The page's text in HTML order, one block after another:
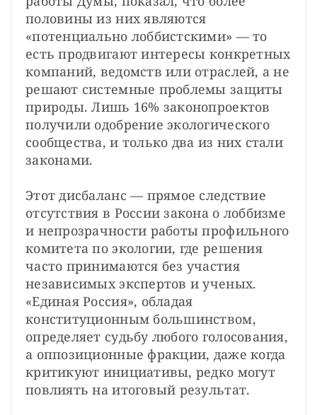
половины из них являются
«потенциально лоббистскими» — то
есть продвигают интересы конкретных
компаний, ведомств или отраслей, а не
решают системные проблемы защиты
природы. Лишь 16% законопроектов
получили одобрение экологического
сообщества, и только два из них стали
законами.
Этот дисбаланс — прямое следствие
отсутствия в России закона о лоббизме
и непрозрачности работы профильного
комитета по экологии, где решения
часто принимаются без участия
независимых экспертов и ученых.
«Единая Россия», обладая
конституционным большинством,
определяет судьбу любого голосования,
а оппозиционные фракции, даже когда
критикуют инициативы, редко могут
повлиять на итоговый результат.